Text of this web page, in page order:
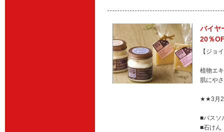
バイヤ
20％
【ジョ
植物エ
肌にや
★★3月
■バス
■石け